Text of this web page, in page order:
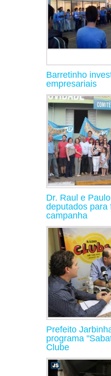
Barretinho
empresariais
Dr. Raul e
deputados para
campanha
Prefeito
programa
Clube